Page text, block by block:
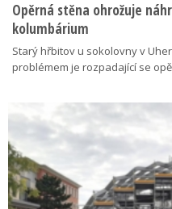
Opěrná stěna ohrožuje
kolumbárium
Starý hřbitov u sokolovny v
problémem je rozpadající se